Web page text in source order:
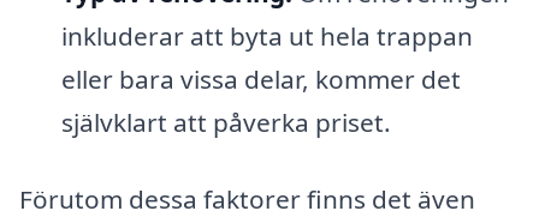
inkluderar att byta ut hela trappan
eller bara vissa delar, kommer det
självklart att påverka priset.
Förutom dessa faktorer finns det även